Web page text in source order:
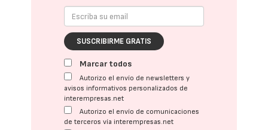
SUSCRIBIRME GRATIS
Marcar todos
Autorizo el envío de newsletters y
avisos informativos personalizados de
interempresas.net
Autorizo el envío de comunicaciones
de terceros vía interempresas.net